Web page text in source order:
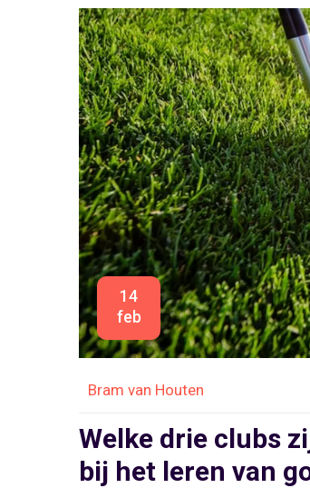
14
feb
Bram van Houten
Welke drie clubs
bij het leren van